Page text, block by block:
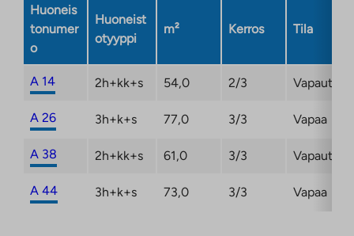
Huoneis
tonumer
o
Huoneist
otyyppi
m² Kerros Tila
A 14 2h+kk+s 54,0 2/3
A 26 3h+k+s 77,0 3/3 Vapaa
A 38 2h+kk+s 61,0 3/3
A 44 3h+k+s 73,0 3/3 Vapaa